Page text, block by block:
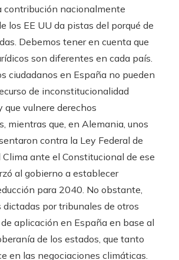
contribución nacionalmente
los EE UU da pistas del porqué de
Debemos tener en cuenta que
son diferentes en cada país.
ciudadanos en España no pueden
de inconstitucionalidad
que vulnere derechos
mientras que, en Alemania, unos
contra la Ley Federal de
ante el Constitucional de ese
al gobierno a establecer
para 2040. No obstante,
por tribunales de otros
aplicación en España en base al
de los estados, que tanto
en las negociaciones climáticas.